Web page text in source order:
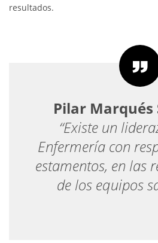
resultados.
Pilar Marqués
“Existe un
Enfermería con
estamentos, en las
de los equipos